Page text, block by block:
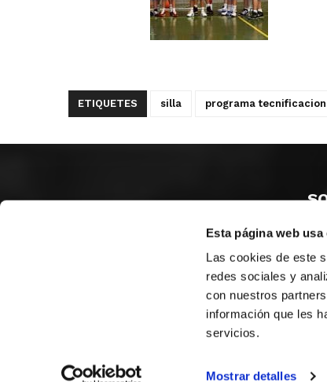
Esta página web usa
Las cookies de este
redes sociales y
con nuestros
información que les
servicios.
Mostrar detalles
ETIQUETES silla programa tecnificacion
© FEDERACIÓN BALONCESTO COMUNIDAD VALENCIANA